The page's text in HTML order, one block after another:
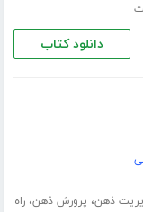
دانلود کتاب
ذهن، پرورش ذهن،راه